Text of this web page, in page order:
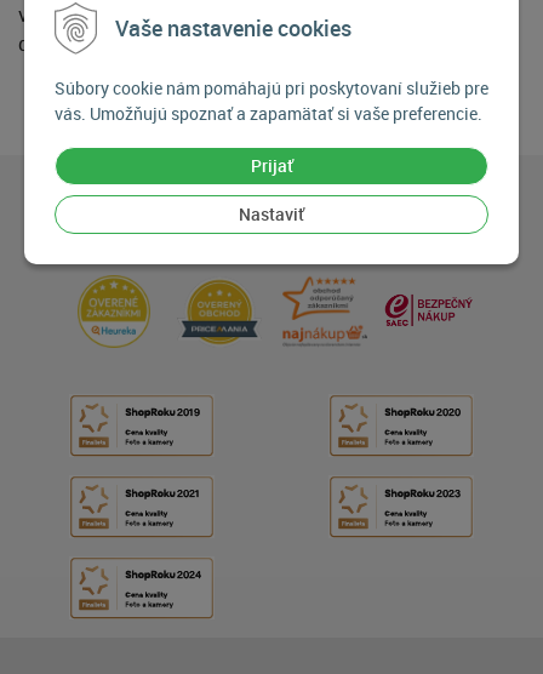
Vaše nastavenie cookies
Súbory cookie nám pomáhajú pri poskytovaní služieb pre
vás. Umožňujú spoznať a zapamätať si vaše preferencie.
Prijať
Nastaviť
výhodou v situácii keď ste nútený vymieňať batérie v
držiaku po tme, alebo keď na nich nevidíte.